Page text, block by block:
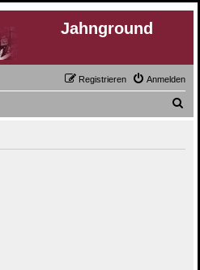
Jahnground
Anmelden
Registrieren